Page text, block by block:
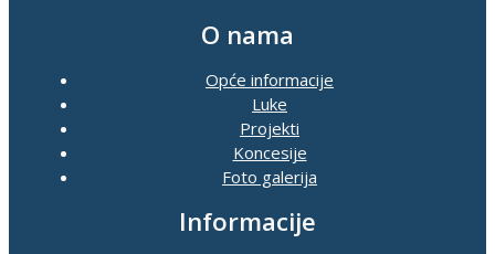
O nama
Opće informacije
Luke
Projekti
Koncesije
Foto galerija
Informacije